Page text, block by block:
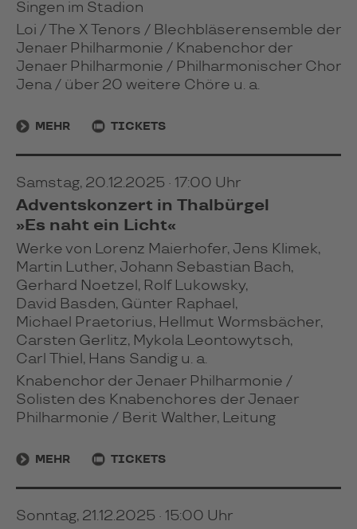
Singen im Stadion
Loi / The X Tenors / Blechbläserensemble der
Jenaer Philharmonie / Knabenchor der
Jenaer Philharmonie / Philharmonischer Chor
Jena / über 20 weitere Chöre u. a.
MEHR TICKETS
Samstag, 20.12.2025 · 17:00 Uhr
Adventskonzert in Thalbürgel
»Es naht ein Licht«
Werke von Lorenz Maierhofer, Jens Klimek,
Martin Luther, Johann Sebastian Bach,
Gerhard Noetzel, Rolf Lukowsky,
David Basden, Günter Raphael,
Michael Praetorius, Hellmut Wormsbächer,
Carsten Gerlitz, Mykola Leontowytsch,
Carl Thiel, Hans Sandig u. a.
Knabenchor der Jenaer Philharmonie /
Solisten des Knabenchores der Jenaer
Philharmonie / Berit Walther, Leitung
MEHR TICKETS
Sonntag, 21.12.2025 · 15:00 Uhr